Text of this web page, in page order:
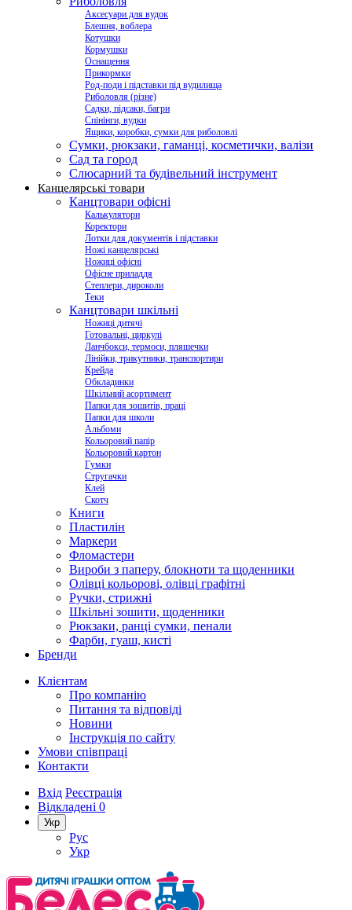
Аксесуари для вудок
Блешня, воблера
Котушки
Кормушки
Оснащення
Прикормки
Род-поди і підставки під вудилища
Риболовля (різне)
Садки, підсаки, багри
Спінінги, вудки
Ящики, коробки, сумки для риболовлі
Сумки, рюкзаки, гаманці, косметички, валізи
Сад та город
Слюсарний та будівельний інструмент
Канцелярські товари
Канцтовари офісні
Калькулятори
Коректори
Лотки для документів і підставки
Ножі канцелярські
Ножиці офісні
Офісне приладдя
Степлери, дироколи
Теки
Канцтовари шкільні
Ножиці дитячі
Готовальні, циркулі
Ланчбокси, термоси, пляшечки
Лінійки, трикутники, транспортири
Крейда
Обкладинки
Шкільний асортимент
Папки для зошитів, праці
Папки для школи
Альбоми
Кольоровий папір
Кольоровий картон
Гумки
Стругачки
Клей
Скотч
Книги
Пластилін
Маркери
Фломастери
Вироби з паперу, блокноти та щоденники
Олівці кольорові, олівці графітні
Ручки, стрижні
Шкільні зошити, щоденники
Рюкзаки, ранці сумки, пенали
Фарби, гуаш, кисті
Бренди
Клієнтам
Про компанію
Питання та відповіді
Новини
Інструкція по сайту
Умови співпраці
Контакти
Вхід Реєстрація
Відкладені 0
Укр
Рус
Укр